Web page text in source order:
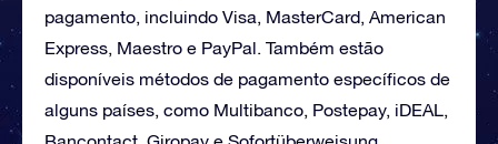
pagamento, incluindo Visa, MasterCard, American
Express, Maestro e PayPal. Também estão
disponíveis métodos de pagamento específicos de
alguns países, como Multibanco, Postepay, iDEAL,